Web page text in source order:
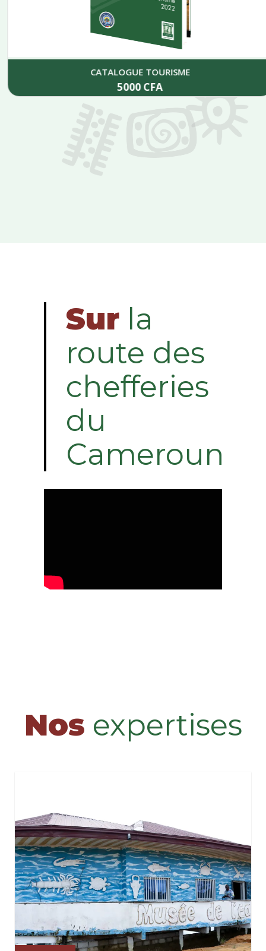
CATALOGUE TOURISME
5000CFA
Sur la
route des
chefferies
du
Cameroun
Nos expertises